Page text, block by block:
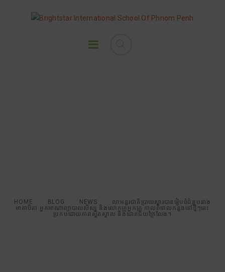
HOME BLOG NEWS
លាអន្តរជាតិប្រាយស្តារបានរៀបចំជំនួបរវាង
មាតាបិតា អ្នកអាណាព្យាបាលសិស្ស និងលោកគ្រូអ្នកគ្រូ កាលពីពេលកន្លងទៅថ្មីៗនេះ
ប្រកបដោយភាពស្និតស្នាល និងជោគជ័យក្រៃលែង។